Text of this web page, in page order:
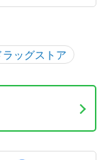
ラッグストア